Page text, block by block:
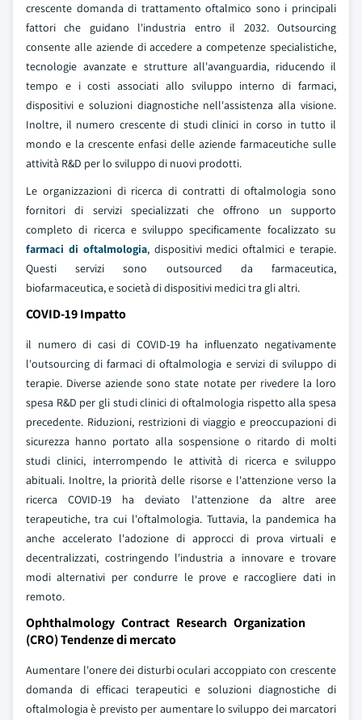
crescente domanda di trattamento oftalmico sono i principali
fattori che guidano l'industria entro il 2032. Outsourcing
consente alle aziende di accedere a competenze specialistiche,
tecnologie avanzate e strutture all'avanguardia, riducendo il
tempo e i costi associati allo sviluppo interno di farmaci,
dispositivi e soluzioni diagnostiche nell'assistenza alla visione.
Inoltre, il numero crescente di studi clinici in corso in tutto il
mondo e la crescente enfasi delle aziende farmaceutiche sulle
attività R&D per lo sviluppo di nuovi prodotti.
Le organizzazioni di ricerca di contratti di oftalmologia sono
fornitori di servizi specializzati che offrono un supporto
completo di ricerca e sviluppo specificamente focalizzato su
farmaci di oftalmologia, dispositivi medici oftalmici e terapie.
Questi servizi sono outsourced da farmaceutica,
biofarmaceutica, e società di dispositivi medici tra gli altri.
COVID-19 Impatto
il numero di casi di COVID-19 ha influenzato negativamente
l'outsourcing di farmaci di oftalmologia e servizi di sviluppo di
terapie. Diverse aziende sono state notate per rivedere la loro
spesa R&D per gli studi clinici di oftalmologia rispetto alla spesa
precedente. Riduzioni, restrizioni di viaggio e preoccupazioni di
sicurezza hanno portato alla sospensione o ritardo di molti
studi clinici, interrompendo le attività di ricerca e sviluppo
abituali. Inoltre, la priorità delle risorse e l'attenzione verso la
ricerca COVID-19 ha deviato l'attenzione da altre aree
terapeutiche, tra cui l'oftalmologia. Tuttavia, la pandemica ha
anche accelerato l'adozione di approcci di prova virtuali e
decentralizzati, costringendo l'industria a innovare e trovare
modi alternativi per condurre le prove e raccogliere dati in
remoto.
Ophthalmology Contract Research Organization
(CRO) Tendenze di mercato
Aumentare l'onere dei disturbi oculari accoppiato con crescente
domanda di efficaci terapeutici e soluzioni diagnostiche di
oftalmologia è previsto per aumentare lo sviluppo dei marcatori